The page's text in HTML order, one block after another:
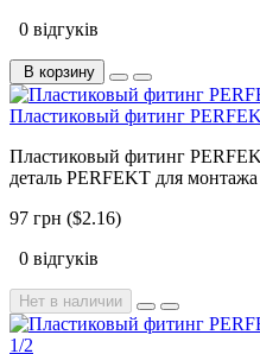
0 відгуків
В корзину
Пластиковый фитинг
Пластиковый фитинг
деталь PERFEKT для
97 грн ($2.16)
0 відгуків
Нет в наличии